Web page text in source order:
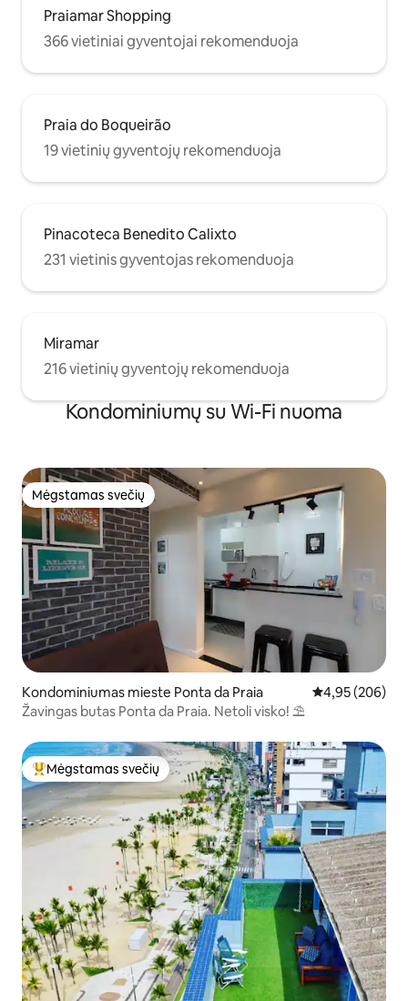
Praiamar Shopping
366 vietiniai gyventojai rekomenduoja
Praia do Boqueirão
19 vietinių gyventojų rekomenduoja
Pinacoteca Benedito Calixto
231 vietinis gyventojas rekomenduoja
Miramar
216 vietinių gyventojų rekomenduoja
Kondominiumų su Wi-Fi nuoma
Mėgstamas svečių
Mėgstamas svečių
Kondominiumas mieste Ponta da Praia Vidutinis
4,95 (206)
Žavingas butas Ponta da Praia. Netoli visko! ⛱
Svečių mėgstamiausias
Mėgstamas svečių